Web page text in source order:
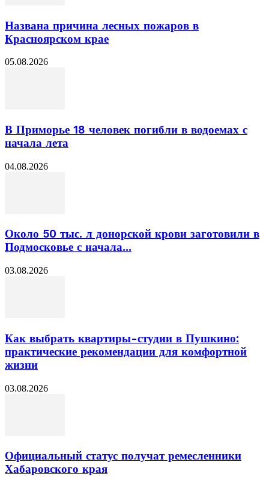
Названа причина лесных пожаров в
Красноярском крае
05.08.2026
В Приморье 18 человек погибли в водоемах с
начала лета
04.08.2026
Около 50 тыс. л донорской крови заготовили в
Подмосковье с начала...
03.08.2026
Как выбрать квартиры-студии в Пушкино:
практические рекомендации для комфортной
жизни
03.08.2026
Официальный статус получат ремесленники
Хабаровского края